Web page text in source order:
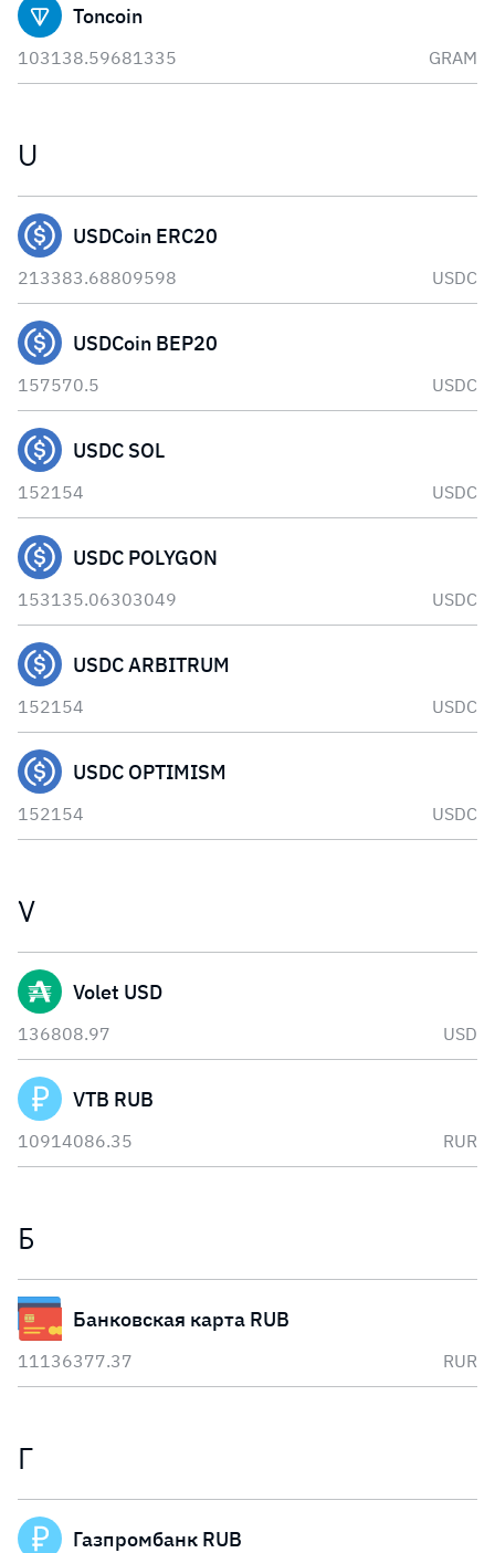
Toncoin
103138.59681335 GRAM
U
USDCoin ERC20
213383.68809598 USDC
USDCoin BEP20
157570.5 USDC
USDC SOL
152154 USDC
USDC POLYGON
153135.06303049 USDC
USDC ARBITRUM
152154 USDC
USDC OPTIMISM
152154 USDC
V
Volet USD
136808.97 USD
VTB RUB
10914086.35 RUR
Б
Банковская карта RUB
11136377.37 RUR
Г
Газпромбанк RUB